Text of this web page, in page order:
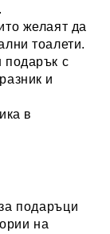
желаят да
тоалети.
подарък с
и
в
подаръци
на